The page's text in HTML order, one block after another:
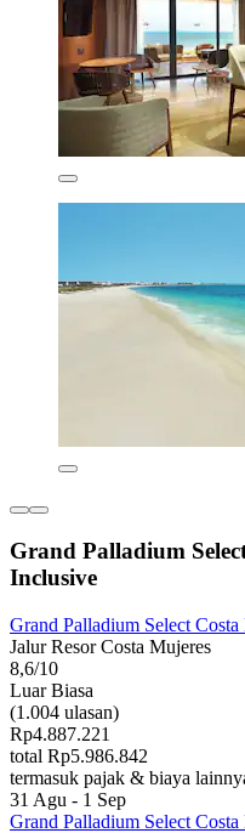
Grand Palladium
Inclusive
Grand Palladium Select
Jalur Resor Costa Mujeres
8,6/10
Luar Biasa
(1.004 ulasan)
Rp4.887.221
total Rp5.986.842
termasuk pajak & biaya
31 Agu - 1 Sep
Grand Palladium Select